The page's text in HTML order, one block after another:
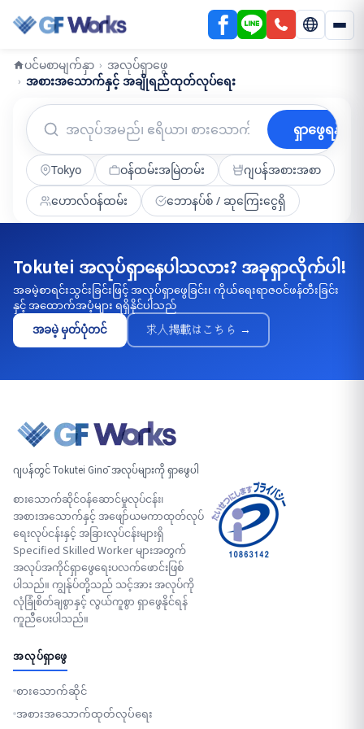
ပင်မစာမျက်နှာ › အလုပ်ရှာဖွေ
› အစားအသောက်နှင့် အချိုရည်ထုတ်လုပ်ရေး
ရှာဖွေရန်
Tokyo ဝန်ထမ်းအမြဲတမ်း
ဂျပန်အစားအစာ
ဟောလ်ဝန်ထမ်း
ဘောနပ်စ် / ဆုကြေးငွေရှိ
Tokutei အလုပ်ရှာနေပါသလား? အခုရှာလိုက်ပါ!
အခမဲ့စာရင်းသွင်းခြင်းဖြင့် အလုပ်ရှာဖွေခြင်း၊ ကိုယ်ရေးရာဇဝင်ဖန်တီးခြင်း
နှင့် အထောက်အပံ့များ ရရှိနိုင်ပါသည်
အခမဲ့ မှတ်ပုံတင် 求人掲載はこちら →
ဂျပန်တွင် Tokutei Ginō အလုပ်များကို ရှာဖွေပါ
စားသောက်ဆိုင်ဝန်ဆောင်မှုလုပ်ငန်း၊
အစားအသောက်နှင့် အဖျော်ယမကာထုတ်လုပ်
ရေးလုပ်ငန်းနှင့် အခြားလုပ်ငန်းများရှိ
Specified Skilled Worker များအတွက်
အလုပ်အကိုင်ရှာဖွေရေးပလက်ဖောင်းဖြစ်
ပါသည်။ ကျွန်ုပ်တို့သည် သင့်အား အလုပ်ကို
လုံခြုံစိတ်ချစွာနှင့် လွယ်ကူစွာ ရှာဖွေနိုင်ရန်
ကူညီပေးပါသည်။
အလုပ်ရှာဖွေ
စားသောက်ဆိုင်
အစားအသောက်ထုတ်လုပ်ရေး